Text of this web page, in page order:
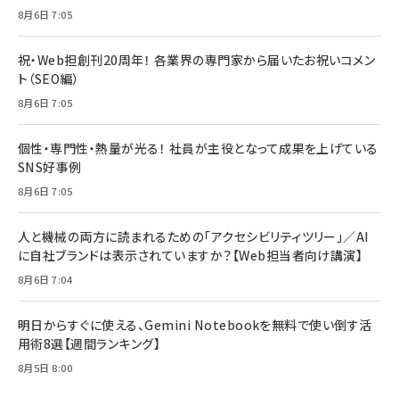
8月6日 7:05
祝・Web担創刊20周年！ 各業界の専門家から届いたお祝いコメン
ト（SEO編）
8月6日 7:05
個性・専門性・熱量が光る！ 社員が主役となって成果を上げている
SNS好事例
8月6日 7:05
人と機械の両方に読まれるための「アクセシビリティツリー」／AI
に自社ブランドは表示されていますか？【Web担当者向け講演】
8月6日 7:04
明日からすぐに使える、Gemini Notebookを無料で使い倒す活
用術8選【週間ランキング】
8月5日 8:00